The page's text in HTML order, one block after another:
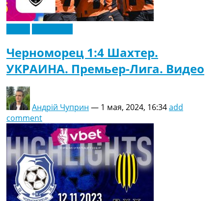
Черноморец 1:4 Шахтер.
УКРАИНА. Премьер-Лига. Видео
Андрій Чуприн — 1 мая, 2024, 16:34add
comment